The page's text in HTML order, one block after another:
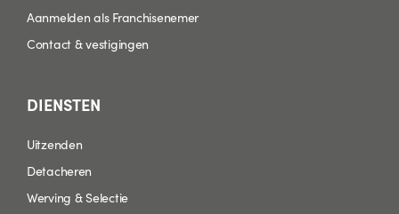
Aanmelden als Franchisenemer
Contact & vestigingen
DIENSTEN
Uitzenden
Detacheren
Werving & Selectie